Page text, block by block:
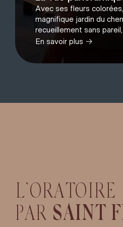
Avec ses fleurs
magnifique jardin du
recueillement sans
En savoir plus →
L’ORATOIRE
PAR SAINT F